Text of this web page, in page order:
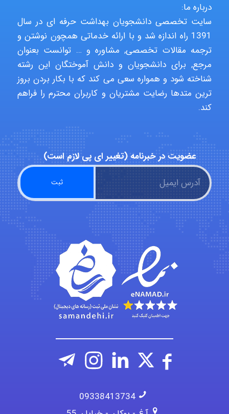
aghajari vahid
Poubakhtiari
hosein abdolvand
Kati
emami
ehtesham
درباره ما:
سایت تخصصی دانشجویان بهداشت حرفه ای در سال
1391 راه اندازه شد و با ارائه خدماتی همچون نوشتن و
ترجمه مقالات تخصصی, مشاوره و … توانست بعنوان
مرجع, برای دانشجویان و دانش آموختگان این رشته
شناخته شود و همواره سعی می کند که با بکار بردن بروز
ترین متدها رضایت مشتریان و کاربران محترم را فراهم
کند.
عضویت در خبرنامه (تغییر ای پی لازم است)
09338413734